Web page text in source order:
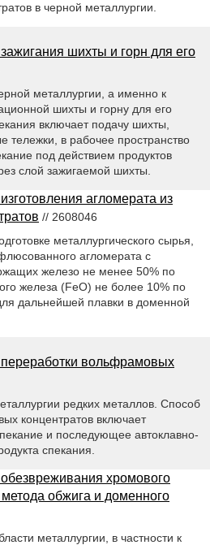
в черной металлургии.
шихты и горн для его
металлургии, а именно к
шихты и горну для его
включает подачу шихты,
тележки, в рабочее пространство
под действием продуктов
слой зажигаемой шихты.
агломерата из
// 2608046
металлургического сырья,
агломерата с
железо не менее 50% по
железа (FeO) не более 10% по
дальнейшей плавки в доменной
вольфрамовых
редких металлов. Способ
концентратов включает
и последующее автоклавно-
спекания.
хромового
обжига и доменного
металлургии, в частности к